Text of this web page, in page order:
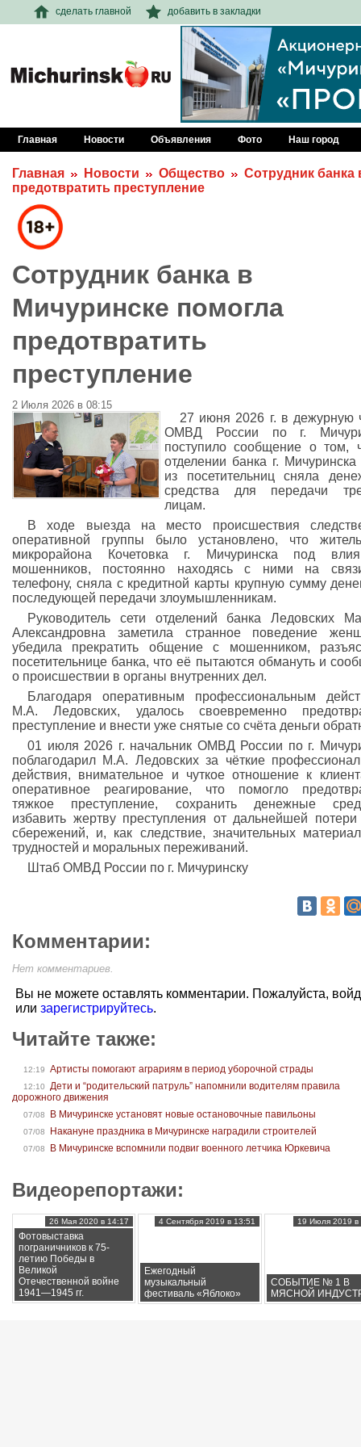
сделать главной добавить в закладки
Главная Новости Объявления Фото Наш город
Главная Новости Общество
Сотрудник банка
предотвратить преступление
Сотрудник банка в
Мичуринске помогла
предотвратить
преступление
2 Июля 2026 в 08:15
27 июня 2026 г. в дежурную
ОМВД России по г.
поступило сообщение о том,
отделении банка г.
из посетительниц сняла
средства для передачи
лицам.
В ходе выезда на место происшествия
оперативной группы было установлено, что
микрорайона Кочетовка г. Мичуринска под
мошенников, постоянно находясь с ними на
телефону, сняла с кредитной карты крупную сумму
последующей передачи злоумышленникам.
Руководитель сети отделений банка Ледовских
Александровна заметила странное поведение
убедила прекратить общение с мошенником,
посетительнице банка, что её пытаются обмануть и
о происшествии в органы внутренних дел.
Благодаря оперативным профессиональным
М.А. Ледовских, удалось своевременно
преступление и внести уже снятые со счёта деньги
01 июля 2026 г. начальник ОМВД России по г.
поблагодарил М.А. Ледовских за чёткие
действия, внимательное и чуткое отношение к
оперативное реагирование, что помогло
тяжкое преступление, сохранить денежные
избавить жертву преступления от дальнейшей потери
сбережений, и, как следствие, значительных
трудностей и моральных переживаний.
Штаб ОМВД России по г. Мичуринску
Комментарии:
Нет комментариев.
Вы не можете оставлять комментарии. Пожалуйста,
или зарегистрируйтесь.
Читайте также:
12:19 Артисты помогают аграриям в период уборочной страды
12:10
Дети и “родительский патруль” напомнили водителям правила
дорожного движения
07/08 В Мичуринске установят новые остановочные павильоны
07/08 Накануне праздника в Мичуринске наградили строителей
07/08 В Мичуринске вспомнили подвиг военного летчика Юркевича
Видеорепортажи:
Фотовыставка
пограничников к 75-
летию Победы в
Великой
Отечественной войне
1941—1945 гг.
26 Мая 2020 в 14:17
Ежегодный
музыкальный
фестиваль «Яблоко»
4 Сентября 2019 в 13:51
СОБЫТИЕ № 1 В
МЯСНОЙ
19 Июля 2019 в